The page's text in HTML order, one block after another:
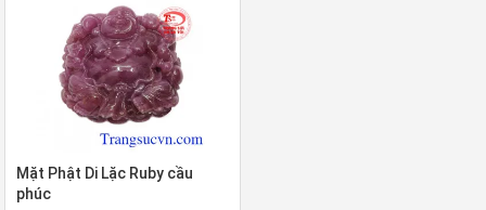
Mặt Phật Di Lặc Ruby cầu
phúc